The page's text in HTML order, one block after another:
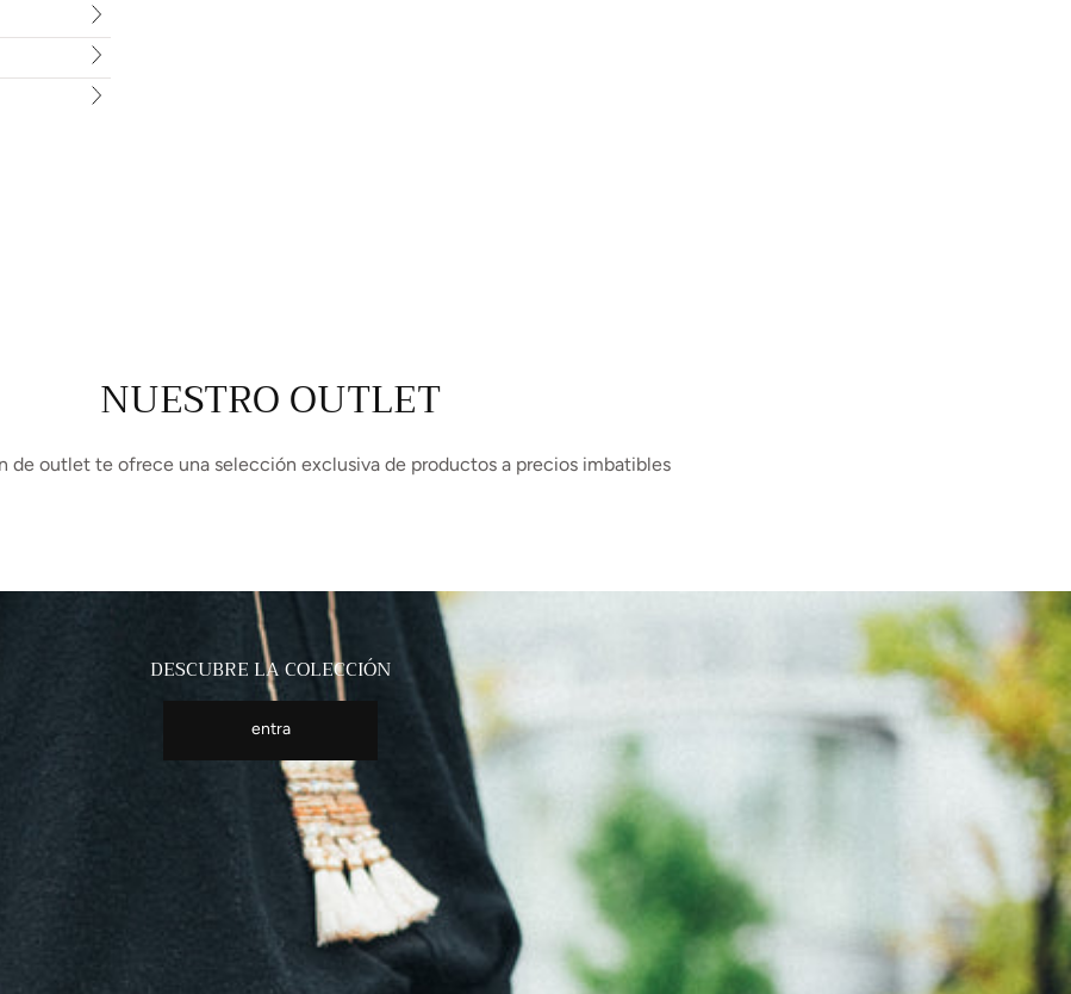
NUESTRO OUTLET
de outlet te ofrece una selección exclusiva de productos a precios imbatibles
DESCUBRE LA COLECCIÓN
entra